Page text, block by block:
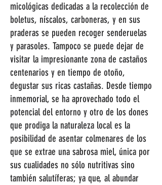
micológicas dedicadas a la recolección de
boletus, níscalos, carboneras, y en sus
praderas se pueden recoger senderuelas
y parasoles. Tampoco se puede dejar de
visitar la impresionante zona de castaños
centenarios y en tiempo de otoño,
degustar sus ricas castañas. Desde tiempo
inmemorial, se ha aprovechado todo el
potencial del entorno y otro de los dones
que prodiga la naturaleza local es la
posibilidad de asentar colmenares de los
que se extrae una sabrosa miel, única por
sus cualidades no sólo nutritivas sino
también salutíferas; ya que, al abundar